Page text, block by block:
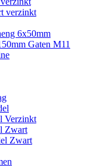
verzinkt
6x50mm
Gaten M11
Verzinkt
Zwart
Zwart